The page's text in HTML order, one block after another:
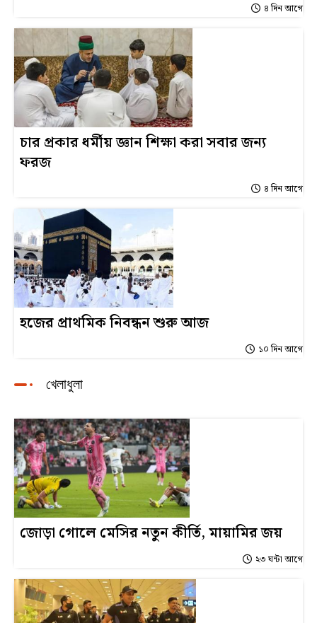
৪ দিন আগে
চার প্রকার ধর্মীয় জ্ঞান শিক্ষা করা সবার জন্য
ফরজ
৪ দিন আগে
হজের প্রাথমিক নিবন্ধন শুরু আজ
১০ দিন আগে
খেলাধুলা
জোড়া গোলে মেসির নতুন কীর্তি, মায়ামির জয়
২৩ ঘন্টা আগে